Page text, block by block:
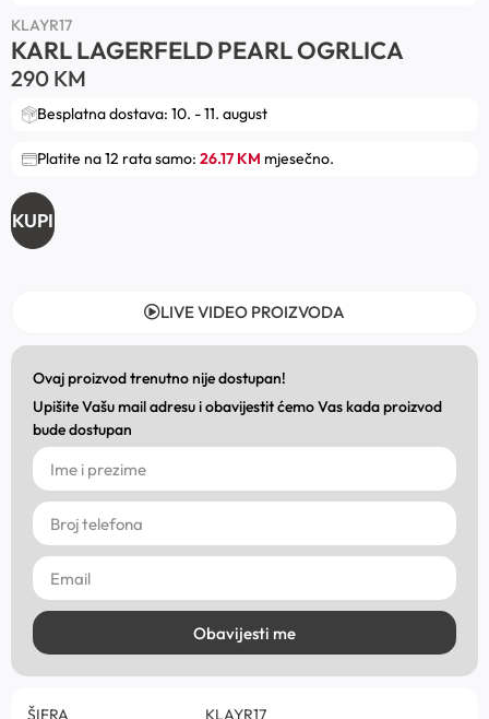
KLAYR17
KARL LAGERFELD PEARL OGRLICA
290 KM
Besplatna dostava: 10. - 11. august
Platite na 12 rata samo: 26.17 KM mjesečno.
KUPI
LIVE VIDEO PROIZVODA
Ovaj proizvod trenutno nije dostupan!
Upišite Vašu mail adresu i obavijestit ćemo Vas kada proizvod
bude dostupan
Obavijesti me
ŠIFRA
KLAYR17